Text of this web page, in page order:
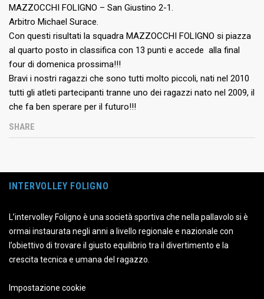
MAZZOCCHI FOLIGNO – San Giustino 2-1.
Arbitro Michael Surace.
Con questi risultati la squadra MAZZOCCHI FOLIGNO si piazza
al quarto posto in classifica con 13 punti e accede alla final
four di domenica prossima!!!
Bravi i nostri ragazzi che sono tutti molto piccoli, nati nel 2010
tutti gli atleti partecipanti tranne uno dei ragazzi nato nel 2009, il
che fa ben sperare per il futuro!!!
SHARE
INTERVOLLEY FOLIGNO
L’intervolley Foligno è una società sportiva che nella pallavolo si è
ormai instaurata negli anni a livello regionale e nazionale con
l’obiettivo di trovare il giusto equilibrio tra il divertimento e la
crescita tecnica e umana del ragazzo.
Impostazione cookie